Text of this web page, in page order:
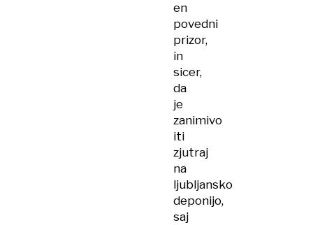
en
povedni
prizor,
in
sicer,
da
je
zanimivo
iti
zjutraj
na
ljubljansko
deponijo,
saj